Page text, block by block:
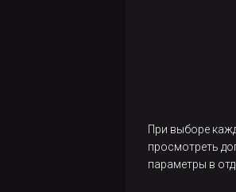
При выборе
просмотреть
параметры в